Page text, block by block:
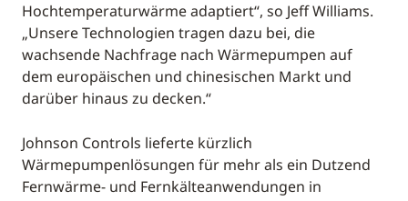
Hochtemperaturwärme adaptiert“, so Jeff Williams.
„Unsere Technologien tragen dazu bei, die
wachsende Nachfrage nach Wärmepumpen auf
dem europäischen und chinesischen Markt und
darüber hinaus zu decken.“
Johnson Controls lieferte kürzlich
Wärmepumpenlösungen für mehr als ein Dutzend
Fernwärme- und Fernkälteanwendungen in